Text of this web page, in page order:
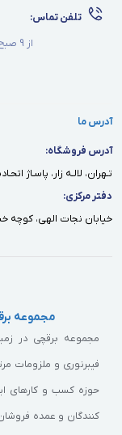
تلفن تماس:
از 9 صبح تا 17 عصر بجز روزهای تعطیل
آدرس ما
آدرس فروشگاه:
تـهران، لالـه زار، پاسـاژ
دفتر مركزى:
خيابان نجات الهى، كوچه خسرو، پلاك٢٧،
مجموعه
مجموعه برقچی در
فیبرنوری و ملزومات
حوزه کسب و کارهای
کنندگان و عمده